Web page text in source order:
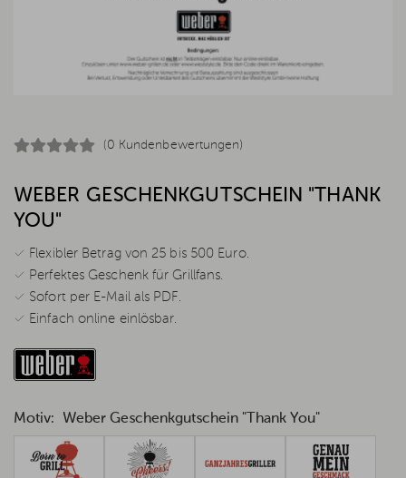
(0 Kundenbewertungen)
WEBER GESCHENKGUTSCHEIN "THANK
YOU"
✓ Flexibler Betrag von 25 bis 500 Euro.
✓ Perfektes Geschenk für Grillfans.
✓ Sofort per E-Mail als PDF.
✓ Einfach online einlösbar.
Motiv: Weber Geschenkgutschein "Thank You"